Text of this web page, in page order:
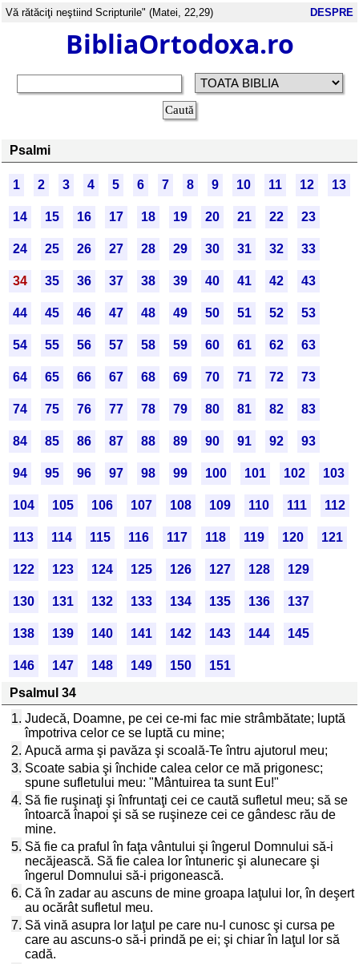
Vă rătăciţi neştiind Scripturile" (Matei, 22,29) DESPRE
BibliaOrtodoxa.ro
Psalmi
1 2 3 4 5 6 7 8 9 10 11 12 13
14 15 16 17 18 19 20 21 22 23
24 25 26 27 28 29 30 31 32 33
34 35 36 37 38 39 40 41 42 43
44 45 46 47 48 49 50 51 52 53
54 55 56 57 58 59 60 61 62 63
64 65 66 67 68 69 70 71 72 73
74 75 76 77 78 79 80 81 82 83
84 85 86 87 88 89 90 91 92 93
94 95 96 97 98 99 100 101 102 103
104 105 106 107 108 109 110 111 112
113 114 115 116 117 118 119 120 121
122 123 124 125 126 127 128 129
130 131 132 133 134 135 136 137
138 139 140 141 142 143 144 145
146 147 148 149 150
151
Psalmul 34
1. Judecă, Doamne, pe cei ce-mi fac mie strâmbătate; luptă
împotriva celor ce se luptă cu mine;
2. Apucă arma şi pavăza şi scoală-Te întru ajutorul meu;
3. Scoate sabia şi închide calea celor ce mă prigonesc;
spune sufletului meu: "Mântuirea ta sunt Eu!"
4. Să fie ruşinaţi şi înfruntaţi cei ce caută sufletul meu; să se
întoarcă înapoi şi să se ruşineze cei ce gândesc rău de
mine.
5. Să fie ca praful în faţa vântului şi îngerul Domnului să-i
necăjească. Să fie calea lor întuneric şi alunecare şi
îngerul Domnului să-i prigonească.
6. Că în zadar au ascuns de mine groapa laţului lor, în deşert
au ocărât sufletul meu.
7. Să vină asupra lor laţul pe care nu-l cunosc şi cursa pe
care au ascuns-o să-i prindă pe ei; şi chiar în laţul lor să
cadă.